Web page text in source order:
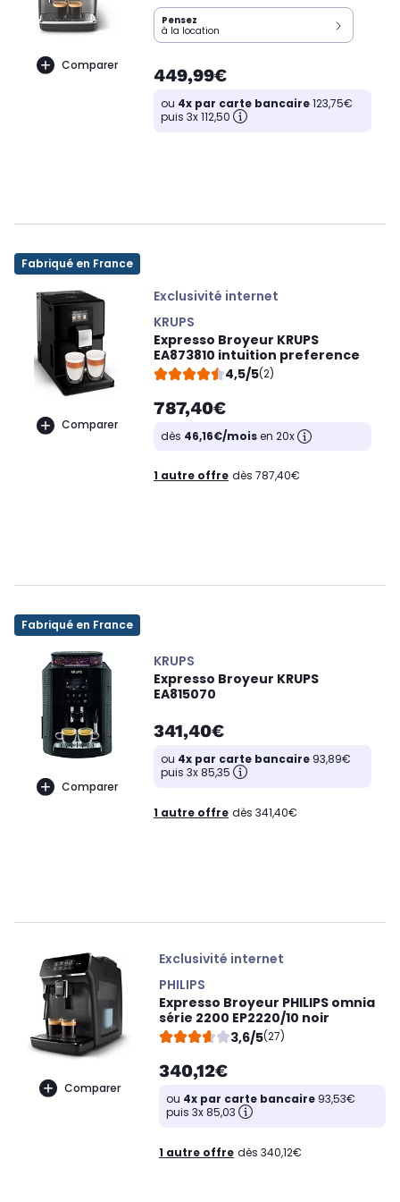
Comparer
Pensez
à la location
449,99€
ou 4x par carte bancaire123,75€
puis 3x 112,50
Fabriqué en France
Comparer
Exclusivité internet
KRUPS
Expresso Broyeur KRUPS
EA873810 intuition preference
4,5/5(2)
787,40€
dès 46,16€/moisen 20x
1 autre offre dès 787,40€
Fabriqué en France
Comparer
KRUPS
Expresso Broyeur KRUPS
EA815070
341,40€
ou 4x par carte bancaire 93,89€
puis 3x 85,35
1 autre offre dès 341,40€
Comparer
Exclusivité internet
PHILIPS
Expresso Broyeur PHILIPS omnia
série 2200 EP2220/10 noir
3,6/5(27)
340,12€
ou 4x par carte bancaire 93,53€
puis 3x 85,03
1 autre offre dès 340,12€